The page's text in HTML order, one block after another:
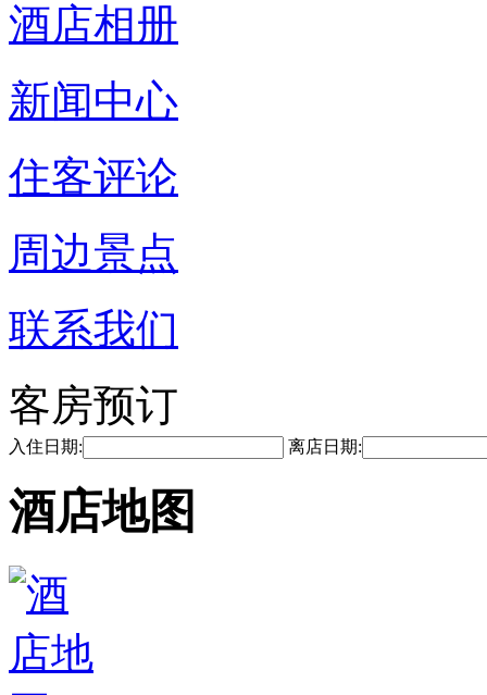
酒店相册
新闻中心
住客评论
周边景点
联系我们
客房预订
入住日期: 离店日期:
酒店地图